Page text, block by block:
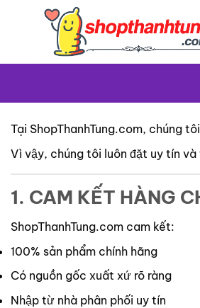
dung
Tại ShopThanhTung.com, chúng
Vì vậy, chúng tôi luôn đặt uy tín
1. CAM KẾT HÀNG
ShopThanhTung.com cam kết:
100% sản phẩm chính hãng
Có nguồn gốc xuất xứ rõ ràng
Nhập từ nhà phân phối uy tín